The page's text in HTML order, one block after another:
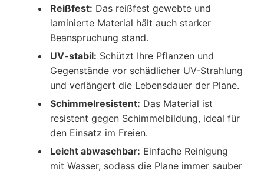
Reißfest: Das reißfest gewebte und
laminierte Material hält auch starker
Beanspruchung stand.
UV-stabil: Schützt Ihre Pflanzen und
Gegenstände vor schädlicher UV-Strahlung
und verlängert die Lebensdauer der Plane.
Schimmelresistent: Das Material ist
resistent gegen Schimmelbildung, ideal für
den Einsatz im Freien.
Leicht abwaschbar: Einfache Reinigung
mit Wasser, sodass die Plane immer sauber